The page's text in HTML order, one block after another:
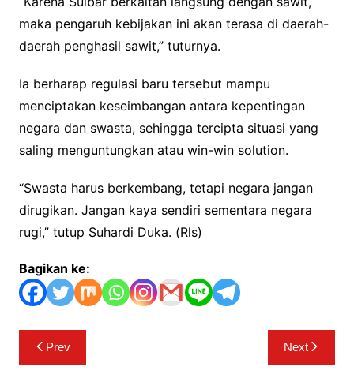
maka pengaruh kebijakan ini akan terasa di daerah-
daerah penghasil sawit,” tuturnya.
Ia berharap regulasi baru tersebut mampu
menciptakan keseimbangan antara kepentingan
negara dan swasta, sehingga tercipta situasi yang
saling menguntungkan atau win-win solution.
“Swasta harus berkembang, tetapi negara jangan
dirugikan. Jangan kaya sendiri sementara negara
rugi,” tutup Suhardi Duka. (Rls)
Bagikan ke:
Navigasi
pos
Prev Next